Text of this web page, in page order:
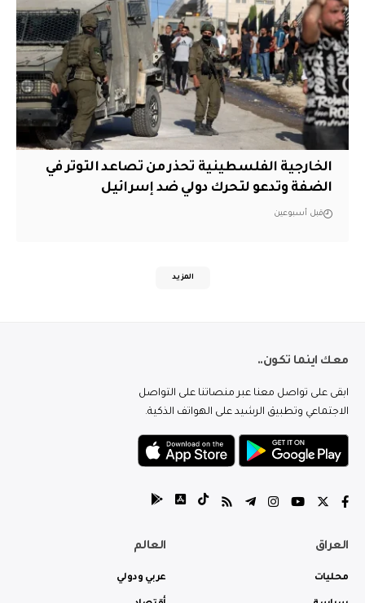
الخارجية الفلسطينية تحذر من تصاعد التوتر في
الضفة وتدعو لتحرك دولي ضد إسرائيل
قبل أسبوعين
المزيد
معك اينما تكون..
ابقى على تواصل معنا عبر منصاتنا على التواصل
الاجتماعي وتطبيق الرشيد على الهواتف الذكية.
العراق
محليات
العالم
عربي ودولي